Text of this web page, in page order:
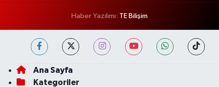
Haber Yazılımı: TE Bilişim
Ana Sayfa
Kategoriler